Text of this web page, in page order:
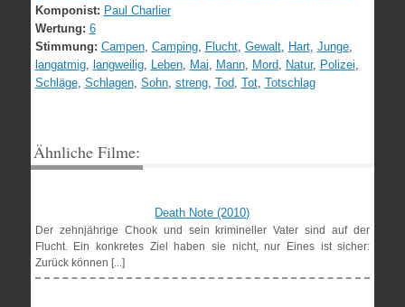
Komponist: Paul Charlier
Wertung: 6
Stimmung: Campen, Camping, Flucht, Gewalt, Hart, Junge,
langatmig, langweilig, Leben, Mai, Mann, Mord, Natur, Polizei,
Schläge, Schlagen, Sohn, streng, Tod, Tot, Totschlag
Ähnliche Filme:
Death Note (2010)
Der zehnjährige Chook und sein krimineller Vater sind auf der
Flucht. Ein konkretes Ziel haben sie nicht, nur Eines ist sicher:
Zurück können [...]